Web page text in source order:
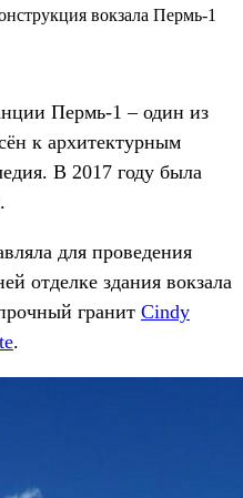
вокзала Пермь-1
Пермь-1 – один из
к архитектурным
В 2017 году была
для проведения
отделке здания вокзала
гранит Cindy
.